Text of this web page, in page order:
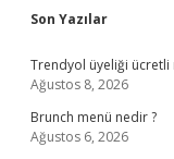
Sidebar
Son Yazılar
Trendyol üyeliği ücretli
Ağustos 8, 2026
Brunch menü nedir ?
Ağustos 6, 2026